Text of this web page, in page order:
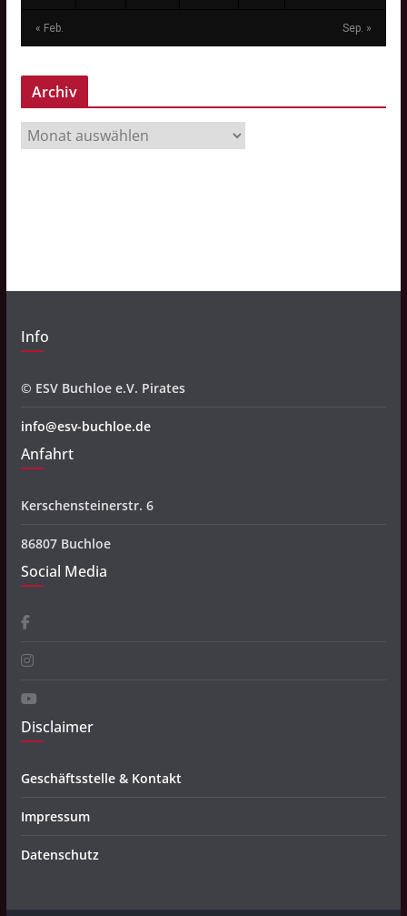
« Feb. Sep. »
Archiv
Info
© ESV Buchloe e.V. Pirates
info@esv-buchloe.de
Anfahrt
Kerschensteinerstr. 6
86807 Buchloe
Social Media
Disclaimer
Geschäftsstelle & Kontakt
Impressum
Datenschutz